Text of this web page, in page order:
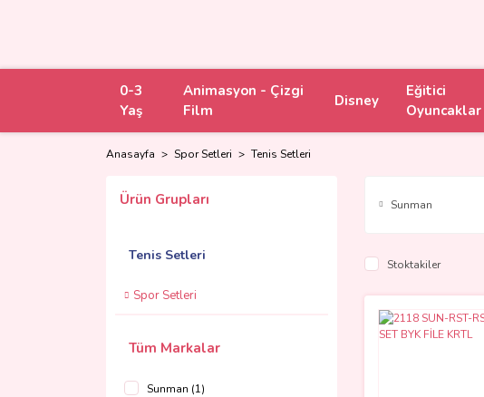
0-3
Yaş
Animasyon - Çizgi
Film
Disney
Eğitici
Oyuncaklar
Anasayfa Spor Setleri Tenis Setleri
Ürün Grupları
Tenis Setleri
Spor Setleri
Tüm Markalar
Sunman (1)
Sunman
Stoktakiler